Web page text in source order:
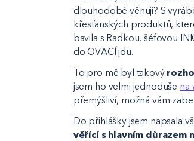
dlouhodobě věnuji? S
křesťanských produktů,
bavila s Radkou, šéfovou
do OVACÍ jdu.
To pro mě byl takový
jsem ho velmi jednoduše na
přemýšliví, možná vám
Do přihlášky jsem napsala
věřící s hlavním důrazem